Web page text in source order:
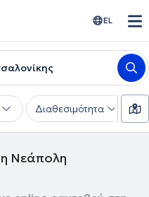
EL
Διαθεσιμότητα
Νεάπολη